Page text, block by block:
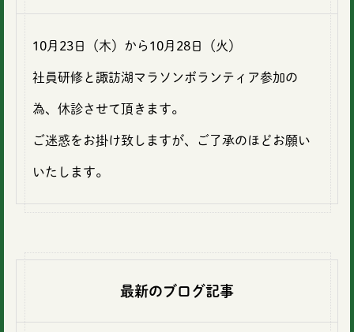
10月23日（木）から10月28日（火）
社員研修と諏訪湖マラソンボランティア参加の
為、休診させて頂きます。
ご迷惑をお掛け致しますが、ご了承のほどお願い
いたします。
最新のブログ記事